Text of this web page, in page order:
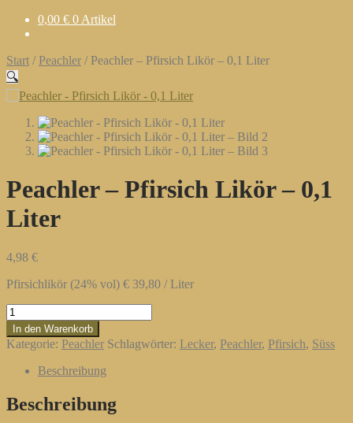
0,00 € 0 Artikel
Start / Peachler / Peachler – Pfirsich Likör – 0,1 Liter
🔍
Peachler – Pfirsich Likör – 0,1
Liter
4,98 €
Pfirsichlikör (24% vol) € 39,80 / Liter
Peachler
-
Pfirsich
Likör
Liter
Menge
In den Warenkorb
Kategorie: Peachler Schlagwörter: Lecker, Peachler, Pfirsich, Süss
Beschreibung
Beschreibung